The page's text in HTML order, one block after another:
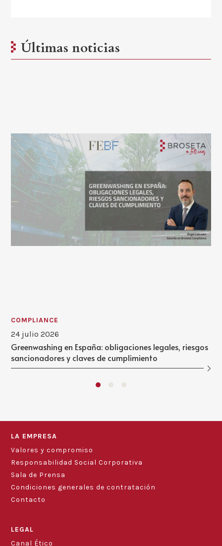
Últimas noticias
COMPLIANCE
24 julio 2026
Greenwashing en España: obligaciones legales, riesgos
sancionadores y claves de cumplimiento
LA EMPRESA
Valores y compromiso
Responsabilidad Social Corporativa
Sala de Prensa
Condiciones generales de contratación
Contacto
LEGAL
Canal Ético